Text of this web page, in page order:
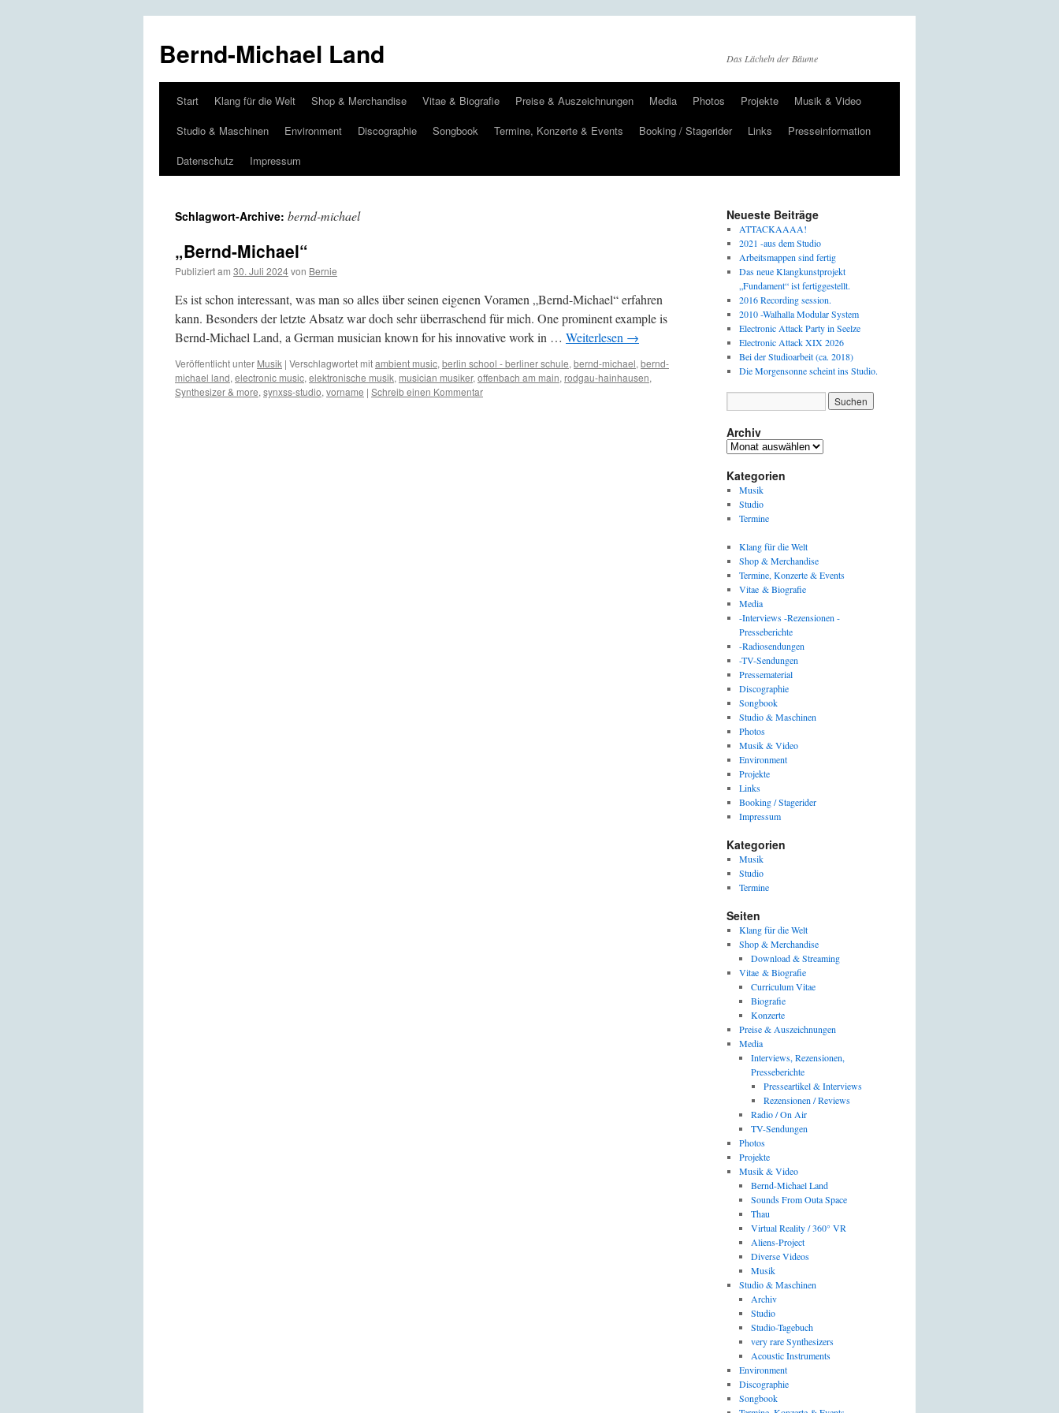
Bernd-Michael Land Das Lächeln der Bäume
Zum
Inhalt
springen
Start Klang für die Welt Shop & Merchandise Vitae & Biografie Preise & Auszeichnungen Media Photos Projekte
Musik & Video
Studio & Maschinen
Environment Discographie Songbook Termine, Konzerte & Events Booking / Stagerider Links
Presseinformation
Datenschutz
Impressum
Schlagwort-Archive: bernd-michael
„Bernd-Michael“
Publiziert am 30. Juli 2024von Bernie
Es ist schon interessant, was man so alles über seinen eigenen Voramen „Bernd-Michael“ erfahren
kann. Besonders der letzte Absatz war doch sehr überraschend für mich. One prominent example is
Bernd-Michael Land, a German musician known for his innovative work in … Weiterlesen →
Veröffentlicht unter Musik | Verschlagwortet mitambient music, berlin school - berliner schule, bernd-michael, bernd-
michael land, electronic music, elektronische musik, musician musiker, offenbach am main, rodgau-hainhausen,
Synthesizer & more, synxss-studio, vorname | Schreib einen Kommentar
Neueste Beiträge
ATTACKAAAA!
2021 -aus dem Studio
Arbeitsmappen sind fertig
Das neue Klangkunstprojekt
„Fundament“ ist fertiggestellt.
2016 Recording session.
2010 -Walhalla Modular System
Electronic Attack Party in Seelze
Electronic Attack XIX 2026
Bei der Studioarbeit (ca. 2018)
Die Morgensonne scheint ins Studio.
Archiv
Archiv
Kategorien
Musik
Studio
Termine
Klang für die Welt
Shop & Merchandise
Termine, Konzerte & Events
Vitae & Biografie
Media
-Interviews -Rezensionen -
Presseberichte
-Radiosendungen
-TV-Sendungen
Pressematerial
Discographie
Songbook
Studio & Maschinen
Photos
Musik & Video
Environment
Projekte
Links
Booking / Stagerider
Impressum
Kategorien
Musik
Studio
Termine
Seiten
Klang für die Welt
Shop & Merchandise
Download & Streaming
Vitae & Biografie
Curriculum Vitae
Biografie
Konzerte
Preise & Auszeichnungen
Media
Interviews, Rezensionen,
Presseberichte
Presseartikel & Interviews
Rezensionen / Reviews
Radio / On Air
TV-Sendungen
Photos
Projekte
Musik & Video
Bernd-Michael Land
Sounds From Outa Space
Thau
Virtual Reality / 360° VR
Aliens-Project
Diverse Videos
Musik
Studio & Maschinen
Archiv
Studio
Studio-Tagebuch
very rare Synthesizers
Acoustic Instruments
Environment
Discographie
Songbook